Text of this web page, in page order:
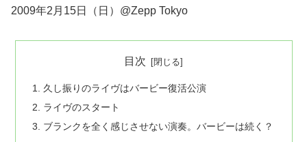
2009年2月15日（日）@Zepp Tokyo
目次
久し振りのライヴはバービー復活公演
ライヴのスタート
ブランクを全く感じさせない演奏。バービーは続く？